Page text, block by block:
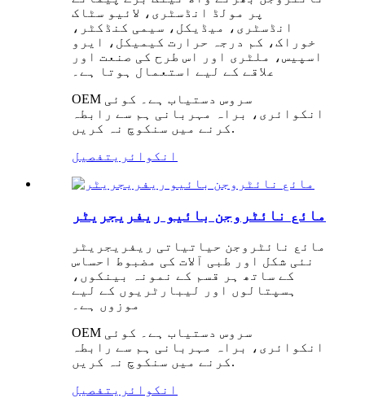
پر مولڈ انڈسٹری، لائیو سٹاک
انڈسٹری، میڈیکل، سیمی کنڈکٹر،
خوراک، کم درجہ حرارت کیمیکل، ایرو
اسپیس، ملٹری اور اس طرح کی صنعت اور
علاقے کے لیے استعمال ہوتا ہے۔
OEM سروس دستیاب ہے۔ کوئی
انکوائری، براہ مہربانی ہم سے رابطہ
کرنے میں سنکوچ نہ کریں.
انکوائری تفصیل
مائع نائٹروجن بائیو ریفریجریٹر
مائع نائٹروجن حیاتیاتی ریفریجریٹر
نئی شکل اور طبی آلات کی مضبوط احساس
کے ساتھ ہر قسم کے نمونہ بینکوں،
ہسپتالوں اور لیبارٹریوں کے لیے
موزوں ہے۔
OEM سروس دستیاب ہے۔ کوئی
انکوائری، براہ مہربانی ہم سے رابطہ
کرنے میں سنکوچ نہ کریں.
انکوائری تفصیل